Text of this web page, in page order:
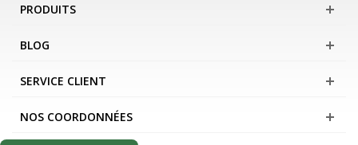
PRODUITS
BLOG
SERVICE CLIENT
NOS COORDONNÉES